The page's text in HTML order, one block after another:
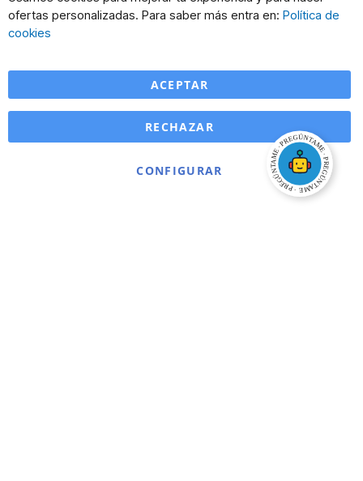
ofertas personalizadas. Para saber más entra en: Política de
cookies
ACEPTAR
CONFIGURAR
RECHAZAR